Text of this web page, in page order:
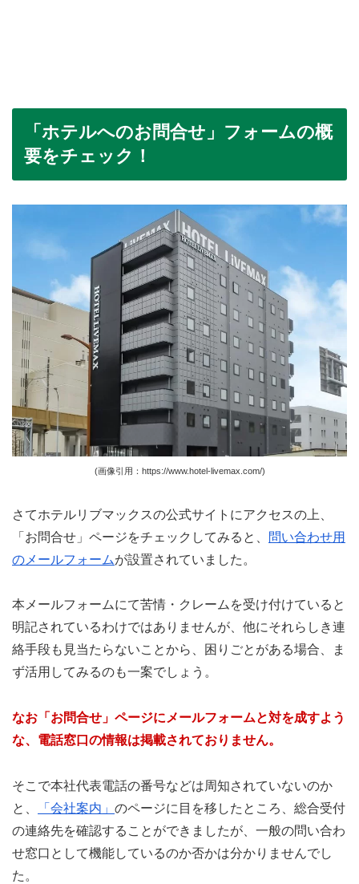
「ホテルへのお問合せ」フォームの概
要をチェック！
(画像引用：https://www.hotel-livemax.com/)
さてホテルリブマックスの公式サイトにアクセスの上、
「お問合せ」ページをチェックしてみると、
問い合わせ用
のメールフォームが設置されていました。
本メールフォームにて苦情・クレームを受け付けていると
明記されているわけではありませんが、他にそれらしき連
絡手段も見当たらないことから、困りごとがある場合、ま
ず活用してみるのも一案でしょう。
なお「お問合せ」ページにメールフォームと対を成すよう
な、電話窓口の情報は掲載されておりません。
そこで本社代表電話の番号などは周知されていないのか
と、
「会社案内」 のページに目を移したところ、総合受付
の連絡先を確認することができましたが、一般の問い合わ
せ窓口として機能しているのか否かは分かりませんでし
た。